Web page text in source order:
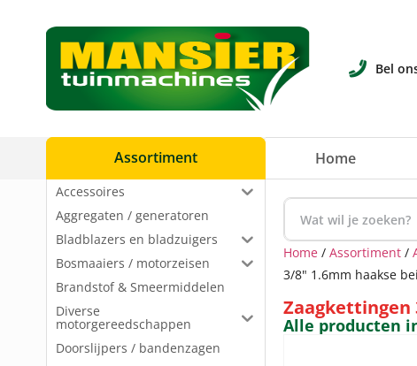
Bel
Assortiment Home
Accessoires
Aggregaten / generatoren
Bladblazers en bladzuigers
Bosmaaiers / motorzeisen
Brandstof & Smeermiddelen
Diverse
motorgereedschappen
Doorslijpers / bandenzagen
Home / Assortiment /
3/8" 1.6mm haakse
Zaagkettingen
Alle producten